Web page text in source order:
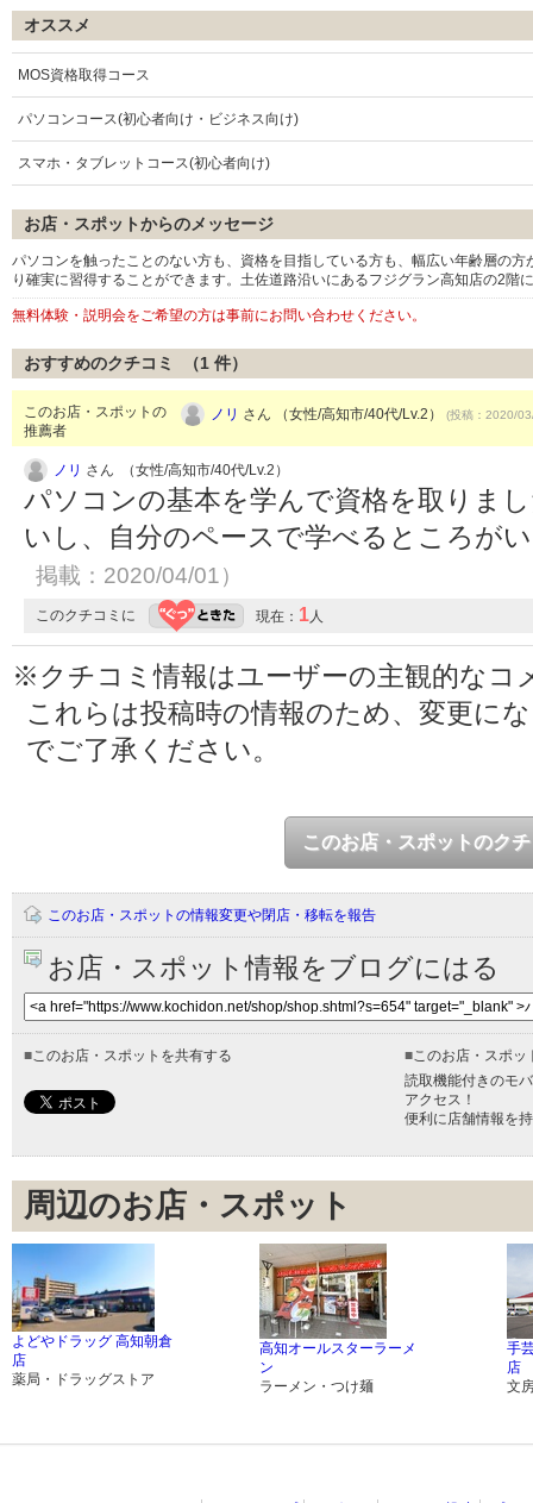
オススメ
MOS資格取得コース
パソコンコース(初心者向け・ビジネス向け)
スマホ・タブレットコース(初心者向け)
お店・スポットからのメッセージ
パソコンを触ったことのない方も、資格を目指している方も、幅広い年齢層の
り確実に習得することができます。土佐道路沿いにあるフジグラン高知店の2階
無料体験・説明会をご希望の方は事前にお問い合わせください。
おすすめのクチコミ （1 件）
このお店・スポットの
推薦者
ノリ さん （女性/高知市/40代/Lv.2） (投稿：2020/
ノリ さん （女性/高知市/40代/Lv.2）
パソコンの基本を学んで資格を取りま
いし、自分のペースで学べるところが
掲載：2020/04/01）
このクチコミに 現在： 1人
※クチコミ情報はユーザーの主観的なコ
これらは投稿時の情報のため、変更に
でご了承ください。
このお店・スポットのク
このお店・スポットの情報変更や閉店・移転を報告
お店・スポット情報をブログにはる
■このお店・スポットを共有する ■このお店・スポッ
読取機能付きのモ
アクセス！
便利に店舗情報を
周辺のお店・スポット
よどやドラッグ 高知朝倉
店
薬局・ドラッグストア
高知オールスターラーメ
ン
ラーメン・つけ麺
手
店
文